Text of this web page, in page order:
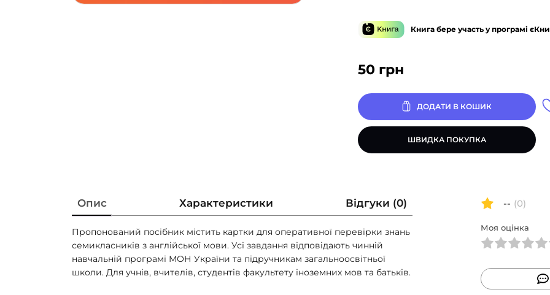
50 грн
Книга бере участь у програмі
ДОДАТИ В КОШИК
ШВИДКА ПОКУПКА
Опис Характеристики Відгуки (0)
Пропонований посібник містить картки для оперативної перевірки знань
семикласників з англійської мови. Усі завдання відповідають чинній
навчальній програмі МОН України та підручникам загальноосвітньої
школи. Для учнів, вчителів, студентів факультету іноземних мов та батьків.
-- (0)
Моя оцінка